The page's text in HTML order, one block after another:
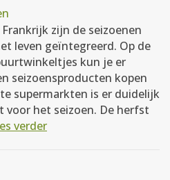
zijn de seizoenen
leven geïntegreerd. Op de
kun je er
seizoensproducten kopen
supermarkten is er duidelijk
voor het seizoen. De herfst
verder